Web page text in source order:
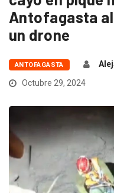
Antofagasta
un drone
ANTOFAGASTA
Octubre 29, 2024